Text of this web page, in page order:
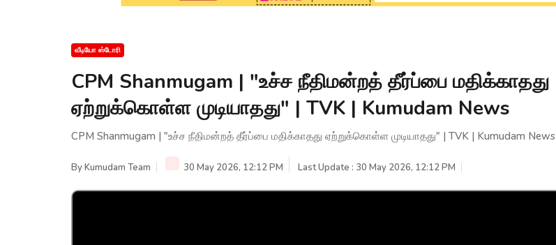
வீடியோ ஸ்டோரி
CPM Shanmugam | "உச்ச நீதிமன்றத் தீர்ப்பை மதிக்காதது
ஏற்றுக்கொள்ள முடியாதது" | TVK | Kumudam News
CPM Shanmugam | "உச்ச நீதிமன்றத் தீர்ப்பை மதிக்காதது ஏற்றுக்கொள்ள முடியாதது" | TVK | Kumudam News
ByKumudam Team 30 May 2026, 12:12 PM Last Update : 30 May 2026, 12:12 PM